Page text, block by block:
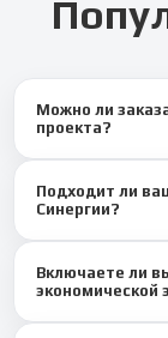
Можно ли
проекта?
разделы:
графические.
Подходит ли
Синергии?
вузов.
Включаете ли
экономической